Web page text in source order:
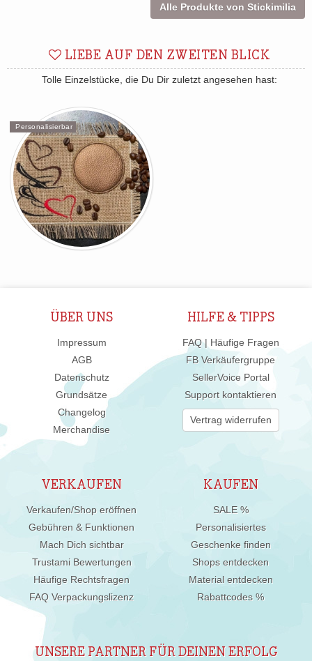
Alle Produkte von Stickimilia
LIEBE AUF DEN ZWEITEN BLICK
Tolle Einzelstücke, die Du Dir zuletzt angesehen hast:
Personalisierbar
ÜBER UNS
Impressum
AGB
Datenschutz
Grundsätze
Changelog
Merchandise
HILFE & TIPPS
FAQ | Häufige Fragen
FB Verkäufergruppe
SellerVoice Portal
Support kontaktieren
Vertrag widerrufen
VERKAUFEN
Verkaufen/Shop eröffnen
Gebühren & Funktionen
Mach Dich sichtbar
Trustami Bewertungen
Häufige Rechtsfragen
FAQ Verpackungslizenz
KAUFEN
SALE %
Personalisiertes
Geschenke finden
Shops entdecken
Material entdecken
Rabattcodes %
UNSERE PARTNER FÜR DEINEN ERFOLG